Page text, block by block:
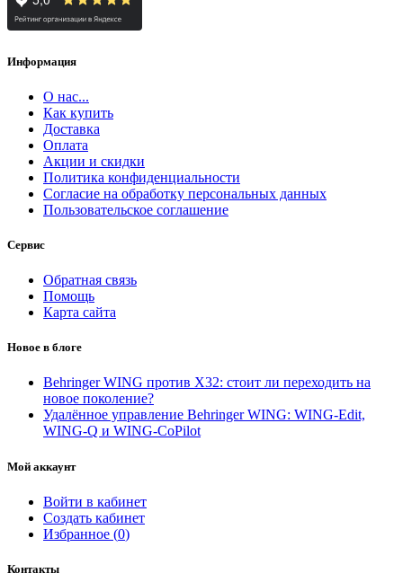
Информация
О нас...
Как купить
Доставка
Оплата
Акции и скидки
Политика конфиденциальности
Согласие на обработку персональных данных
Пользовательское соглашение
Сервис
Обратная связь
Помощь
Карта сайта
Новое в блоге
Behringer WING против X32: стоит ли переходить на
новое поколение?
Удалённое управление Behringer WING: WING-Edit,
WING-Q и WING-CoPilot
Мой аккаунт
Войти в кабинет
Создать кабинет
Избранное (0)
Контакты